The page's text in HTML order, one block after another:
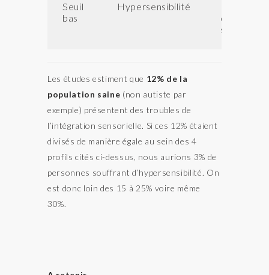
Seuil
bas
Hypersensibilité
de
sensations
Les études estiment que 12% de la
population saine (non autiste par
exemple) présentent des troubles de
l’intégration sensorielle. Si ces 12% étaient
divisés de manière égale au sein des 4
profils cités ci-dessus, nous aurions 3% de
personnes souffrant d’hypersensibilité. On
est donc loin des 15 à 25% voire même
30%.